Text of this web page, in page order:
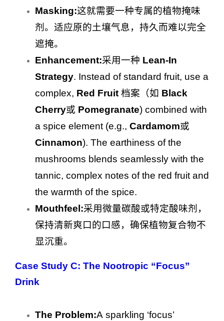
Masking:这就需要一种专属的植物掩味
剂。适应原的土壤气息，持久而难以完全
遮掩。
Enhancement:采用一种 Lean-In
Strategy. Instead of standard fruit, use a
complex, Red Fruit 档案（如 Black
Cherry或 Pomegranate) combined with
a spice element (e.g., Cardamom或
Cinnamon). The earthiness of the
mushrooms blends seamlessly with the
tannic, complex notes of the red fruit and
the warmth of the spice.
Mouthfeel:采用微量碳酸或特定酸味剂，
保持清新爽口的口感，确保植物复合物不
显沉重。
Case Study C: The Nootropic “Focus”
Drink
The Problem:A sparkling ‘focus’